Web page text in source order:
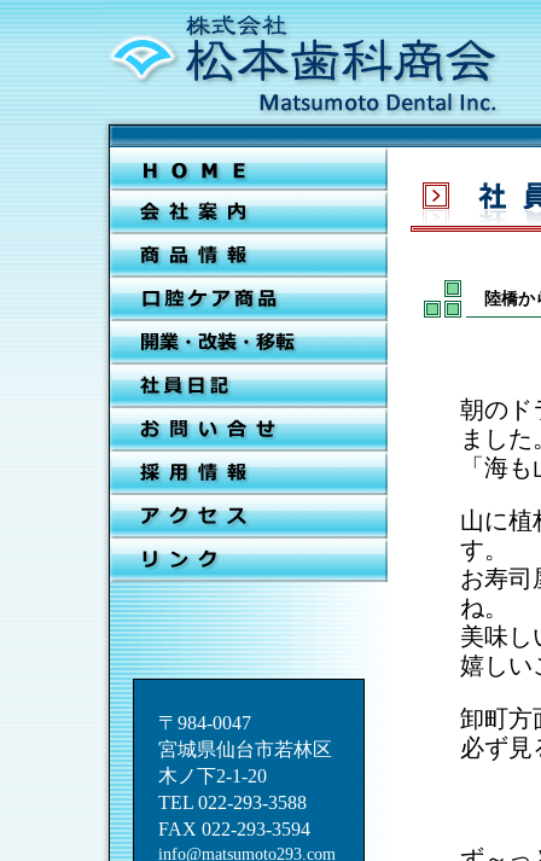
〒984-0047
宮城県仙台市若林区
木ノ下2-1-20
TEL 022-293-3588
FAX 022-293-3594
info@matsumoto293.com
陸橋か
朝のド
ました
「海
山に植
す。
お寿司
ね。
美味し
嬉しい
卸町方
必ず見